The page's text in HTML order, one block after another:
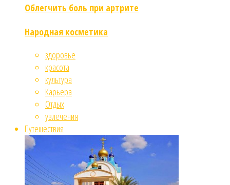
Облегчить боль при артрите
Народная косметика
здоровье
красота
культура
Карьера
Отдых
увлечения
Путешествия